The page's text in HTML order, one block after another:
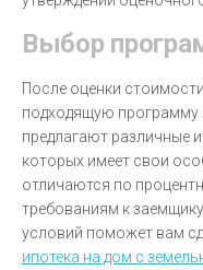
Выбор
После оценки
подходящую программу
предлагают различные
которых имеет свои
отличаются по
требованиям к
условий поможет вам
ипотека на дом с